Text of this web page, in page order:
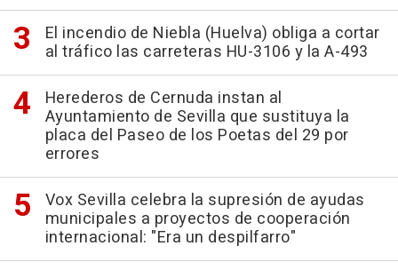
El incendio de Niebla (Huelva) obliga a cortar
al tráfico las carreteras HU-3106 y la A-493
Herederos de Cernuda instan al
Ayuntamiento de Sevilla que sustituya la
placa del Paseo de los Poetas del 29 por
errores
Vox Sevilla celebra la supresión de ayudas
municipales a proyectos de cooperación
internacional: "Era un despilfarro"